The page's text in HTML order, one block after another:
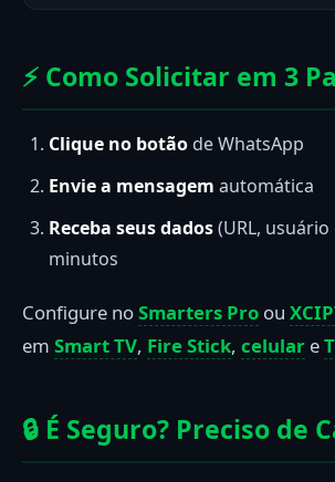
⚡ Como Solicitar em 3
Clique no botão de WhatsApp
Envie a mensagem automática
Receba seus dados(URL,
minutos
Configure noSmarters Pro ou
em Smart TV, Fire Stick, celular e
🔒 É Seguro? Preciso de